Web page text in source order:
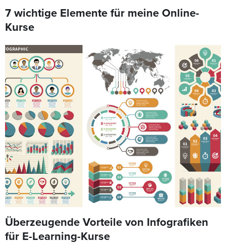
7 wichtige Elemente für meine Online-
Kurse
Überzeugende Vorteile von Infografiken
für E-Learning-Kurse